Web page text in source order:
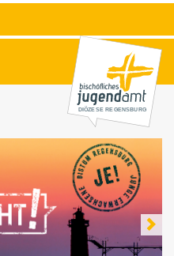
DIÖZESE REGENSBURG